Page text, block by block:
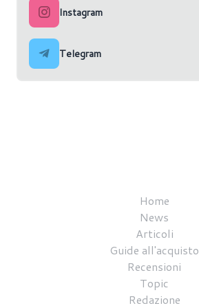
Instagram
Telegram
Home
News
Articoli
Guide all'acquisto
Recensioni
Topic
Redazione